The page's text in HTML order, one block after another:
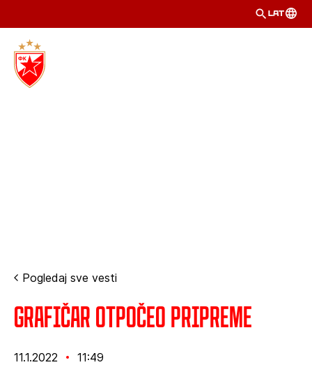
LAT
Pogledaj sve vesti
Grafičar otpočeo pripreme
11.1.2022 11:49